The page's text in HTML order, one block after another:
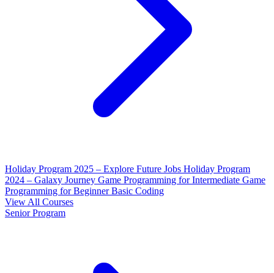
Holiday Program 2025 – Explore Future Jobs Holiday Program
2024 – Galaxy Journey Game Programming for Intermediate Game
Programming for Beginner Basic Coding
View All Courses
Senior Program